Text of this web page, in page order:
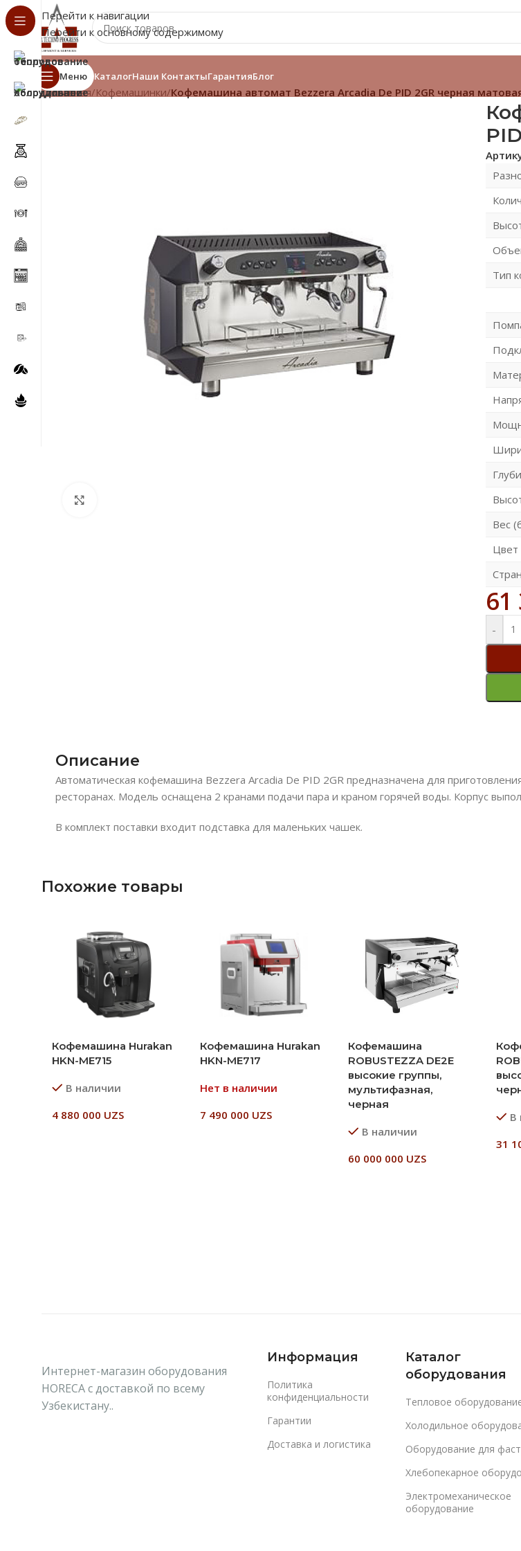
Перейти к навигации
Перейти к основному содержимому
Меню КаталогНаши КонтактыГарантияБлог
Главная/Кофемашинки/Кофемашина автомат Bezzera Arcadia De PID 2GR черная
Тип
Вес
Цвет
61
-
Описание
Автоматическая кофемашина Bezzera Arcadia De PID 2GR предназначена для
ресторанах. Модель оснащена 2 кранами подачи пара и краном горячей воды. Корпус
В комплект поставки входит подставка для маленьких чашек.
Похожие товары
Кофемашина Hurakan
HKN-ME715
В наличии
4 880 000 UZS
Кофемашина Hurakan
HKN-ME717
Нет в наличии
7 490 000 UZS
Кофемашина
ROBUSTEZZA DE2E
высокие группы,
мультифазная,
черная
В наличии
60 000 000 UZS
В
31
Интернет-магазин оборудования
HORECA с доставкой по всему
Узбекистану..
Информация
Политика
конфиденциальности
Гарантии
Доставка и логистика
Каталог
оборудования
Тепловое
Холодильное
Оборудование для
Хлебопекарное
Электромеханическое
оборудование